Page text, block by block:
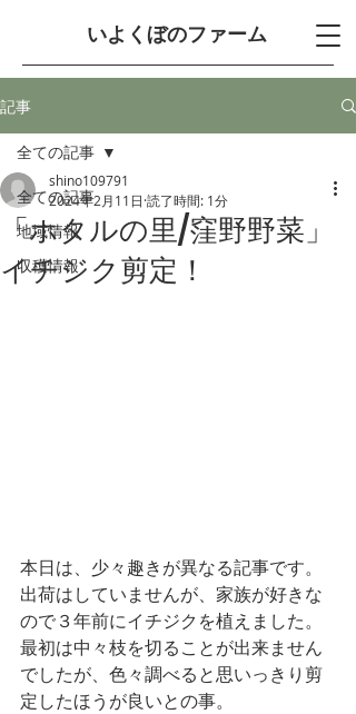
​いよくぼのファーム
記事
全ての記事
地域情報
収穫情報
全ての記事
「ホタルの里/窪野野菜」
イチジク剪定！
shino109791
2024年2月11日 読了時間: 1分
本日は、少々趣きが異なる記事です。
出荷はしていませんが、家族が好きな
ので３年前にイチジクを植えました。
最初は中々枝を切ることが出来ません
でしたが、色々調べると思いっきり剪
定したほうが良いとの事。